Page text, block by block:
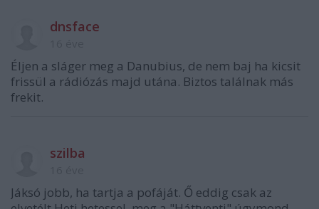
dnsface
Éljen a sláger meg a Danubius, de nem baj ha kicsit
frissül a rádiózás majd utána. Biztos találnak más
frekit.
szilba
Jáksó jobb, ha tartja a pofáját. Ő eddig csak az